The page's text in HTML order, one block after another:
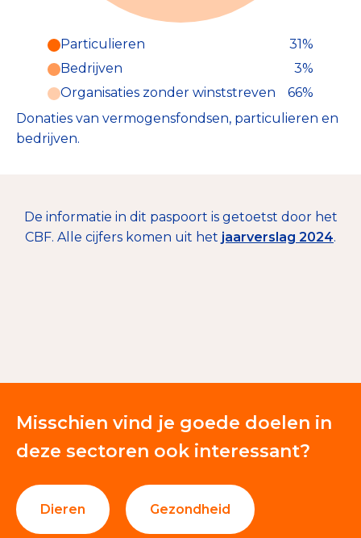
Particulieren (31%)
Deze inkomsten zijn als volgt
onderverdeeld:
€ 71.679
Giften en donaties 100%
Particulieren
31%
Bedrijven
3%
Organisaties zonder winststreven
66%
Donaties van vermogensfondsen, particulieren en
bedrijven.
De informatie in dit paspoort is getoetst door het
CBF. Alle cijfers komen uit het jaarverslag 2024.
Misschien vind je goede doelen in
deze sectoren ook interessant?
Dieren Gezondheid